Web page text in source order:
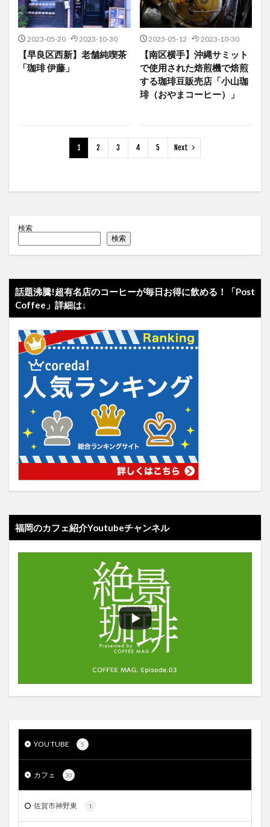
2023-05-20 2023-10-30
【早良区西新】老舗純喫茶
「珈琲 伊藤」
2023-05-12 2023-10-30
【南区横手】沖縄サミット
で使用された焙煎機で焙煎
する珈琲豆販売店「小山珈
琲（おやまコーヒー）」
1 2 3 4 5 Next
検索
検索
話題沸騰!超有名店のコーヒーが毎日お得に飲める！「Post
Coffee」詳細は↓
福岡のカフェ紹介Youtubeチャンネル
YOU TUBE 5
カフェ 30
佐賀市神野東 1